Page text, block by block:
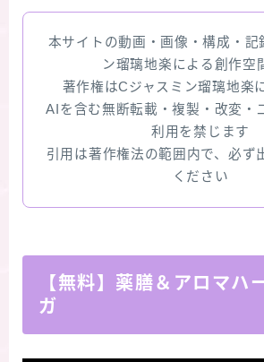
本サイトの動画・画像・構成・記
ン瑠璃地楽による創作空
著作権はCジャスミン瑠璃地楽
AIを含む無断転載・複製・改変・
利用を禁じます
引用は著作権法の範囲内で、必ず
ください
【無料】薬膳＆アロマハ
ガ